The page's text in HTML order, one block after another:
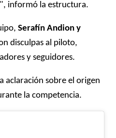
", informó la estructura.
Serafín Andion y
disculpas al piloto,
y seguidores.
aclaración sobre el origen
la competencia.